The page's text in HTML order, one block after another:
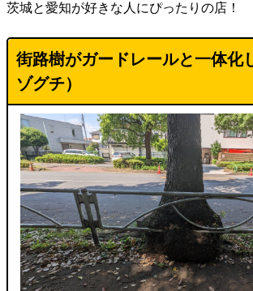
茨城と愛知が好きな人にぴったりの店！
街路樹がガードレールと一体化
ゾグチ）